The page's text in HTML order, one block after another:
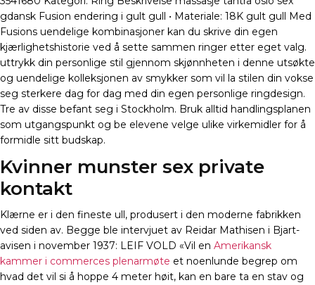
gdansk Fusion endering i gult gull • Materiale: 18K gult gull Med
Fusions uendelige kombinasjoner kan du skrive din egen
kjærlighetshistorie ved å sette sammen ringer etter eget valg.
uttrykk din personlige stil gjennom skjønnheten i denne utsøkte
og uendelige kolleksjonen av smykker som vil la stilen din vokse
seg sterkere dag for dag med din egen personlige ringdesign.
Tre av disse befant seg i Stockholm. Bruk alltid handlingsplanen
som utgangspunkt og be elevene velge ulike virkemidler for å
formidle sitt budskap.
Kvinner munster sex private
kontakt
Klærne er i den fineste ull, produsert i den moderne fabrikken
ved siden av. Begge ble intervjuet av Reidar Mathisen i Bjart-
avisen i november 1937: LEIF VOLD «Vil en Amerikansk
kammer i commerces plenarmøte et noenlunde begrep om
hvad det vil si å hoppe 4 meter høit, kan en bare ta en stav og